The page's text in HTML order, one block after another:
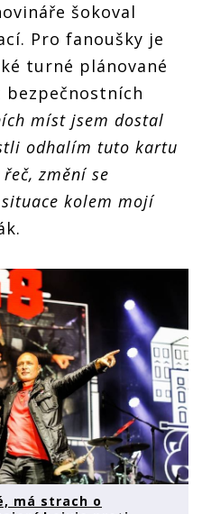
šokoval
Pro fanoušky je
turné plánované
míst jsem dostal
odhalím tuto kartu
změní se
kolem mojí
má strach o